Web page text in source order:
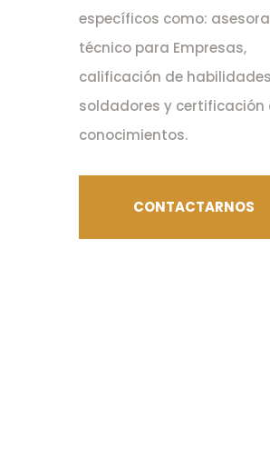
específicos como:
técnico para Empresas,
calificación de
soldadores y certificación
conocimientos.
CONTACTARNOS